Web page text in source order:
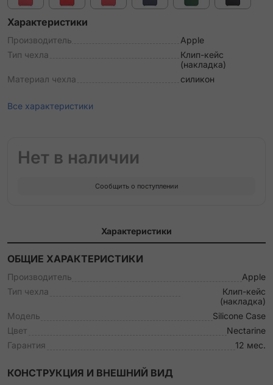
Характеристики
Производитель
Apple
Тип чехла
Клип-кейс
(накладка)
Материал чехла
силикон
Все характеристики
Нет в наличии
Сообщить о поступлении
Характеристики
ОБЩИЕ ХАРАКТЕРИСТИКИ
Производитель
Apple
Тип чехла
Клип-кейс
(накладка)
Модель
Silicone Case
Цвет
Nectarine
Гарантия
12 мес.
КОНСТРУКЦИЯ И ВНЕШНИЙ ВИД